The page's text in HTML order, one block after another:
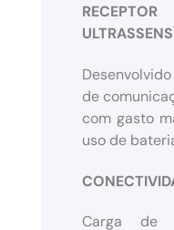
de
com gasto
uso de
Carga de